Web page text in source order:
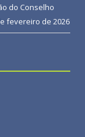
do Conselho
fevereiro de 2026